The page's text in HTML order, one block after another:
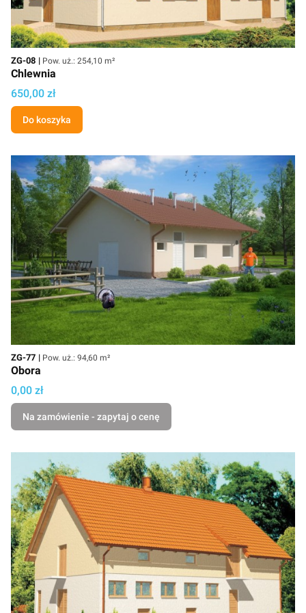
Kod
ZG-08 Powierzchnia użytkowa
Pow. uż.: 254,10 m²
Chlewnia
Cena projektu
650,00 zł
Do koszyka
Kod
ZG-77 Powierzchnia użytkowa
Pow. uż.: 94,60 m²
Obora
Cena
0,00 zł
Na zamówienie - zapytaj o cenę